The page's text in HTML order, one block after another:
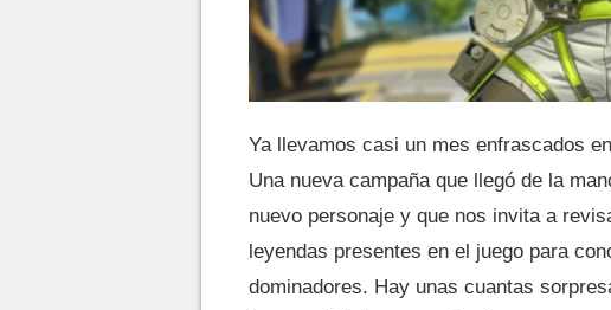
Ya llevamos casi un mes enfrascados
Una nueva campaña que llegó de la
nuevo personaje y que nos invita a
leyendas presentes en el juego para
dominadores. Hay unas cuantas